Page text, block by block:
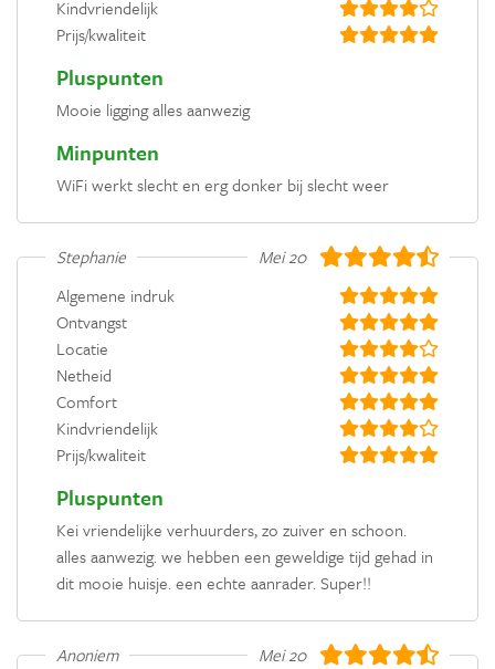
Kindvriendelijk
Prijs/kwaliteit
Pluspunten
Mooie ligging alles aanwezig
Minpunten
WiFi werkt slecht en erg donker bij slecht weer
Stephanie
Mei 2019
Algemene indruk
Ontvangst
Locatie
Netheid
Comfort
Kindvriendelijk
Prijs/kwaliteit
Pluspunten
Kei vriendelijke verhuurders, zo zuiver en schoon.
alles aanwezig. we hebben een geweldige tijd gehad in
dit mooie huisje. een echte aanrader. Super!!
Anoniem
Mei 2019